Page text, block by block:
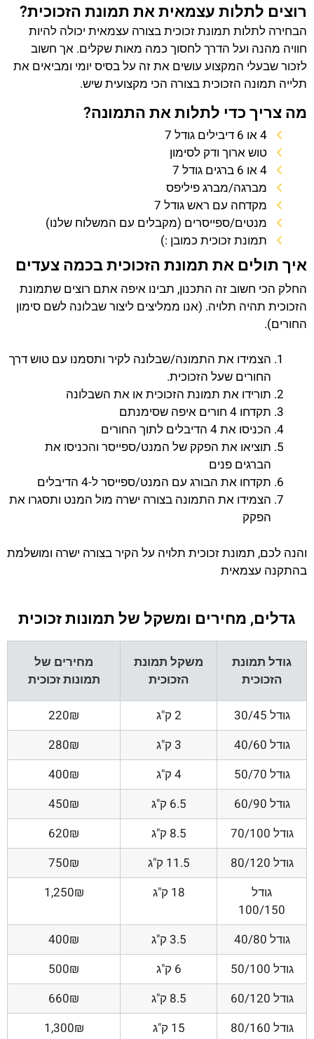
רוצים לתלות עצמאית את תמונת הזכוכית?
הבחירה לתלות תמונת זכוכית בצורה עצמאית יכולה להיות
חוויה מהנה ועל הדרך לחסוך כמה מאות שקלים. אך חשוב
לזכור שבעלי המקצוע עושים את זה על בסיס יומי ומביאים את
תלייה תמונה הזכוכית בצורה הכי מקצועית שיש.
מה צריך כדי לתלות את התמונה?
4 או 6 דיבילים גודל 7
טוש ארוך ודק לסימון
4 או 6 ברגים גודל 7
מברגה/מברג פיליפס
מקדחה עם ראש גודל 7
מנטים/ספייסרים (מקבלים עם המשלוח שלנו)
תמונת זכוכית כמובן :)
איך תולים את תמונת הזכוכית בכמה צעדים
החלק הכי חשוב זה התכנון, תבינו איפה אתם רוצים שתמונת
הזכוכית תהיה תלויה. (אנו ממליצים ליצור שבלונה לשם סימון
החורים).
הצמידו את התמונה/שבלונה לקיר ותסמנו עם טוש דרך
החורים שעל הזכוכית.
תורידו את תמונת הזכוכית או את השבלונה
תקדחו 4 חורים איפה שסימנתם
הכניסו את 4 הדיבלים לתוך החורים
תוציאו את הפקק של המנט/ספייסר והכניסו את
הברגים פנים
תקדחו את הבורג עם המנט/ספייסר ל-4 הדיבלים
הצמידו את התמונה בצורה ישרה מול המנט ותסגרו את
הפקק
והנה לכם, תמונת זכוכית תלויה על הקיר בצורה ישרה ומושלמת
בהתקנה עצמאית
גדלים, מחירים ומשקל של תמונות זכוכית
גודל תמונת
הזכוכית
משקל תמונת
הזכוכית
מחירים של
תמונות זכוכית
גודל 30/45 2 ק"ג
220₪
גודל 40/60
3 ק"ג
280₪
גודל 50/70
4 ק"ג
400₪
גודל 60/90
6.5 ק"ג
450₪
גודל 70/100
8.5 ק"ג
620₪
גודל 80/120
11.5 ק"ג
750₪
גודל
100/150
18 ק"ג 1,250₪
גודל 40/80 3.5 ק"ג
400₪
גודל 50/100
6 ק"ג
500₪
גודל 60/120
8.5 ק"ג
660₪
גודל 80/160
15 ק"ג 1,300₪